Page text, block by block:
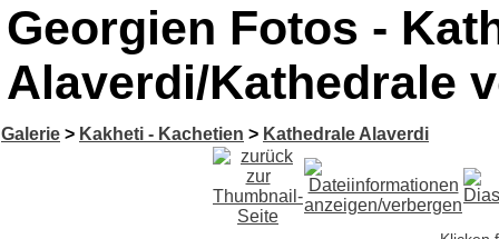
Georgien Fotos -
Alaverdi/Kathedrale
Galerie > Kakheti - Kachetien > Kathedrale Alaverdi